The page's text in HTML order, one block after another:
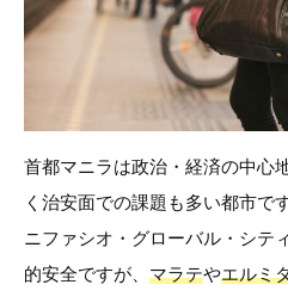
首都マニラは政治・経済の中心
く治安面での課題も多い都市で
ニファシオ・グローバル・シテ
的安全ですが、 マラテやエルミ